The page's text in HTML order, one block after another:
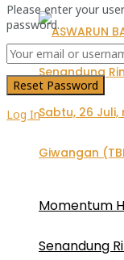
Momentum
Senandung
Please enter your
password.
Log In